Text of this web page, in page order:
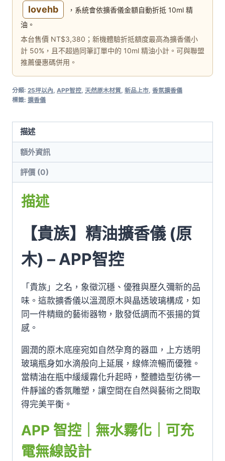
儀
木)
-
APP
控
量
lovehb
，系統會依擴香儀金額自動折抵 10ml 精
油。
本台售價 NT$3,380；新機體驗折抵額度最高為擴香儀小
計 50%，且不超過同筆訂單中的 10ml 精油小計。可與聯盟
推薦優惠碼併用。
分類: 25坪以內 APP智控 天然原木材質 新品上市 香氛擴香儀
標籤: 擴香儀
描述
額外資訊
評價 (0)
描述
【貴族】精油擴香儀 (原
木) – APP智控
「貴族」之名，象徵沉穩、優雅與歷久彌新的品
味。這款擴香儀以溫潤原木與晶透玻璃構成，如
同一件精緻的藝術器物，散發低調而不張揚的質
感。
圓潤的原木底座宛如自然孕育的器皿，上方透明
玻璃瓶身如水滴般向上延展，線條流暢而優雅。
當精油在瓶中緩緩霧化升起時，整體造型彷彿一
件靜謐的香氛雕塑，讓空間在自然與藝術之間取
得完美平衡。
APP 智控｜無水霧化｜可充
電無線設計